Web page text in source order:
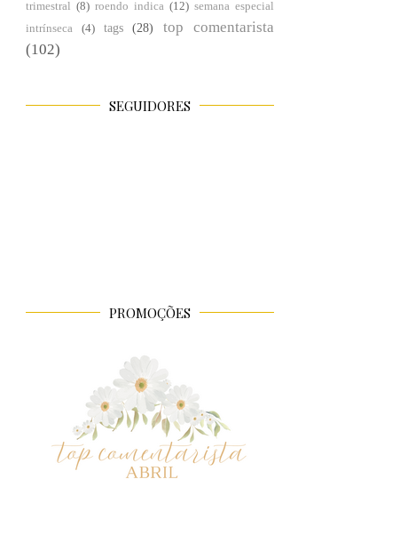
trimestral (8) roendo indica (12) semana especial
intrínseca
(4) tags (28)
top comentarista
(102)
SEGUIDORES
PROMOÇÕES